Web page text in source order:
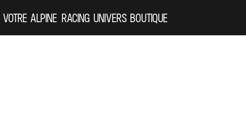
VOTRE ALPINE RACING UNIVERS BOUTIQUE